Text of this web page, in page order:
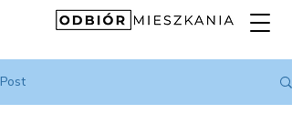
Post